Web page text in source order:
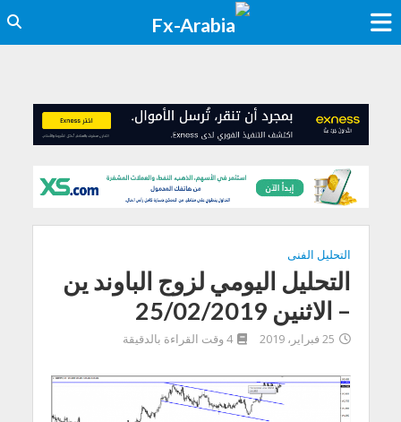
التحليل الفنى
التحليل اليومي لزوج الباوند ين
– الاثنين 25/02/2019
25 فبراير، 2019 4 وقت القراءة بالدقيقة